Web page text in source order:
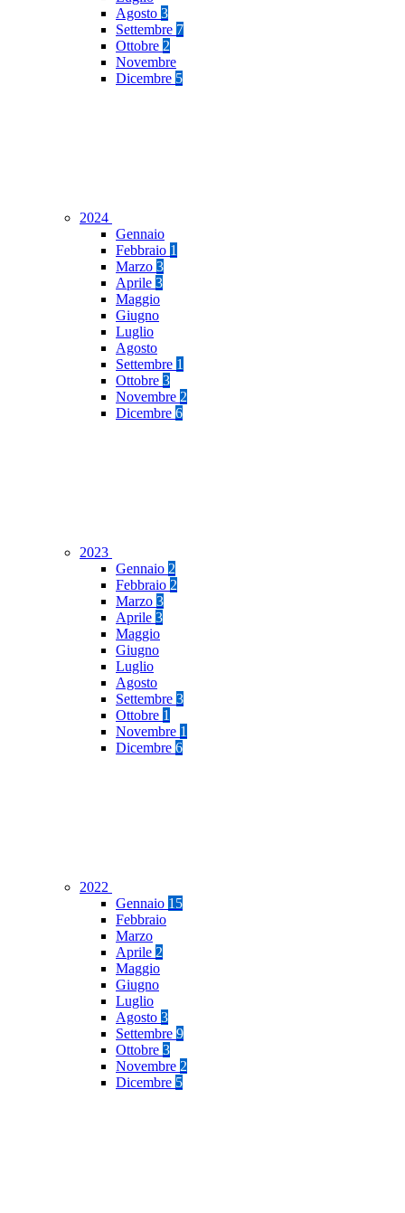
Agosto 3
Settembre 7
Ottobre 2
Novembre
Dicembre 5
2024
Gennaio
Febbraio 1
Marzo 3
Aprile 3
Maggio
Giugno
Luglio
Agosto
Settembre 1
Ottobre 3
Novembre 2
Dicembre 6
2023
Gennaio 2
Febbraio 2
Marzo 3
Aprile 3
Maggio
Giugno
Luglio
Agosto
Settembre 3
Ottobre 1
Novembre 1
Dicembre 6
2022
Gennaio 15
Febbraio
Marzo
Aprile 2
Maggio
Giugno
Luglio
Agosto 3
Settembre 9
Ottobre 3
Novembre 2
Dicembre 5